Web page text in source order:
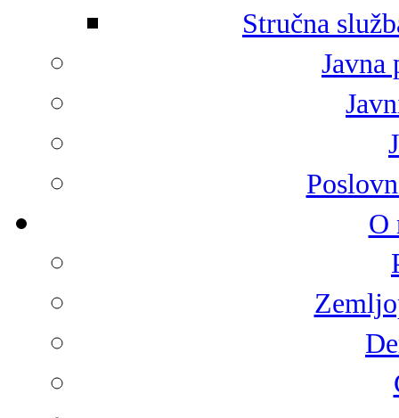
Stručna
Javna
O